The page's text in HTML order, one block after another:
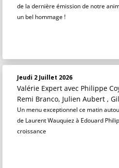
de la dernière émission de notre
un bel hommage !
Jeudi 2 Juillet 2026
Valérie Expert avec Philippe
Remi Branco, Julien Aubert ,
Un menu exceptionnel ce matin
de Laurent Wauquiez à Edouard
croissance